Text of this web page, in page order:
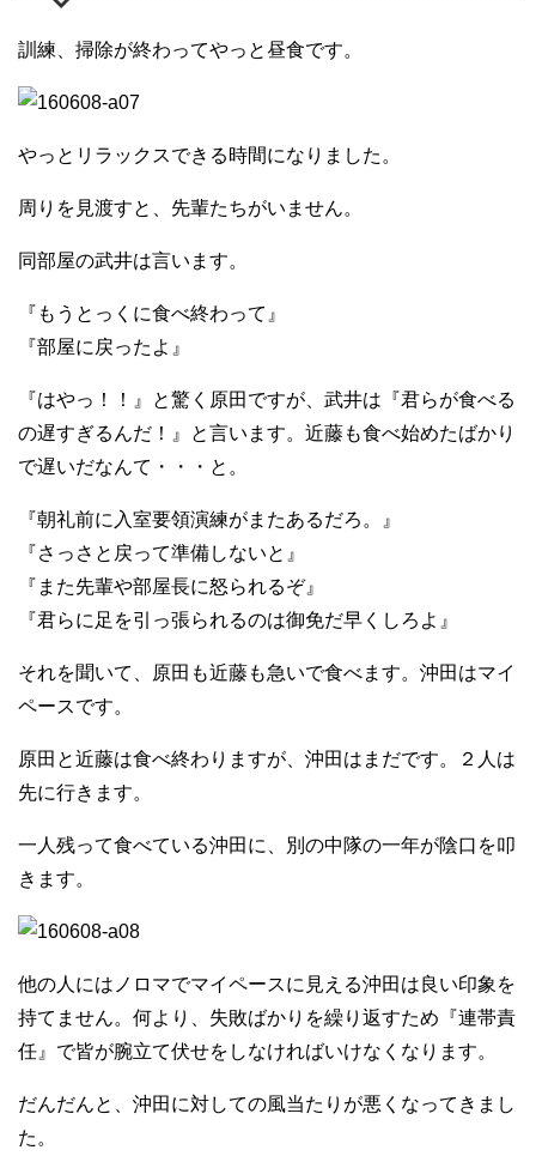
訓練、掃除が終わってやっと昼食です。
やっとリラックスできる時間になりました。
周りを見渡すと、先輩たちがいません。
同部屋の武井は言います。
『もうとっくに食べ終わって』
『部屋に戻ったよ』
『はやっ！！』と驚く原田ですが、武井は『君らが食べる
の遅すぎるんだ！』と言います。近藤も食べ始めたばかり
で遅いだなんて・・・と。
『朝礼前に入室要領演練がまたあるだろ。』
『さっさと戻って準備しないと』
『また先輩や部屋長に怒られるぞ』
『君らに足を引っ張られるのは御免だ早くしろよ』
それを聞いて、原田も近藤も急いで食べます。沖田はマイ
ペースです。
原田と近藤は食べ終わりますが、沖田はまだです。２人は
先に行きます。
一人残って食べている沖田に、別の中隊の一年が陰口を叩
きます。
他の人にはノロマでマイペースに見える沖田は良い印象を
持てません。何より、失敗ばかりを繰り返すため『連帯責
任』で皆が腕立て伏せをしなければいけなくなります。
だんだんと、沖田に対しての風当たりが悪くなってきまし
た。